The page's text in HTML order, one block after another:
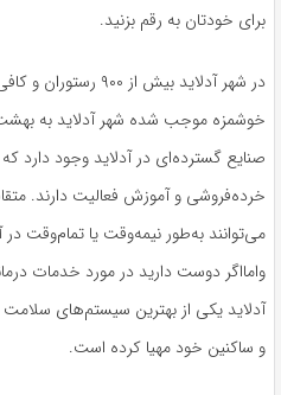
برای خودتان به رقم بزنید.
در شهر آدلاید بیش
خوشمزه موجب شده شهر آدلاید به
صنایع گسترده‌ای در آدلاید وجود دارد
خرده‌فروشی و آموزش فعالیت دارند.
می‌توانند به‌طور نیمه‌وقت یا تمام‌وقت
وامااگر دوست دارید در مورد خدمات
آدلاید یکی از بهترین سیستم‌های
و ساکنین خود مهیا کرده است.